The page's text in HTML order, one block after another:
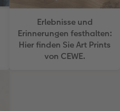
Erlebnisse und
Erinnerungen festhalten:
Hier finden Sie Art Prints
von CEWE.